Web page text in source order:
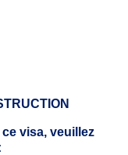
visa, veuillez